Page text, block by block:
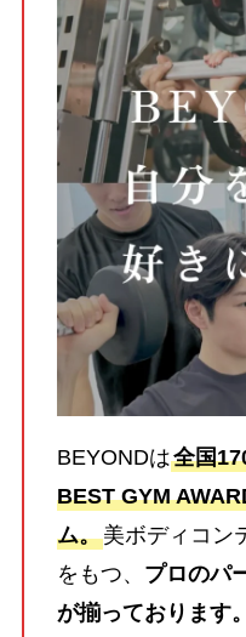
BEYONDは全国
BEST GYM
ム。美ボディコン
をもつ、 プロのパ
が揃っております。